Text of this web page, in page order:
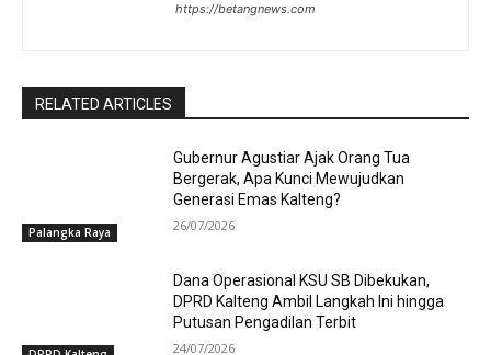
https://betangnews.com
RELATED ARTICLES
Palangka Raya
Gubernur Agustiar Ajak Orang Tua
Bergerak, Apa Kunci Mewujudkan
Generasi Emas Kalteng?
26/07/2026
Dana Operasional KSU SB Dibekukan,
DPRD Kalteng Ambil Langkah Ini hingga
Putusan Pengadilan Terbit
24/07/2026